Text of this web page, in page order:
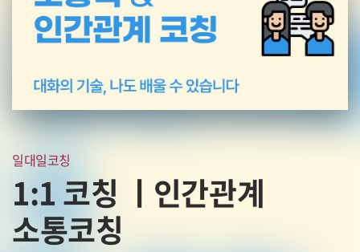
일대일코칭
1:1 코칭 ㅣ인간관계
소통코칭